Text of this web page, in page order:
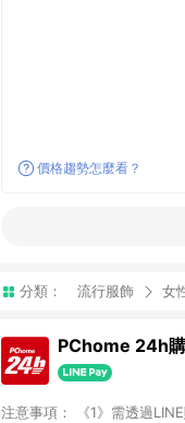
價格趨勢怎麼看？
分類： 流行服飾 女
PChome 24h
注意事項： 《1》需透過